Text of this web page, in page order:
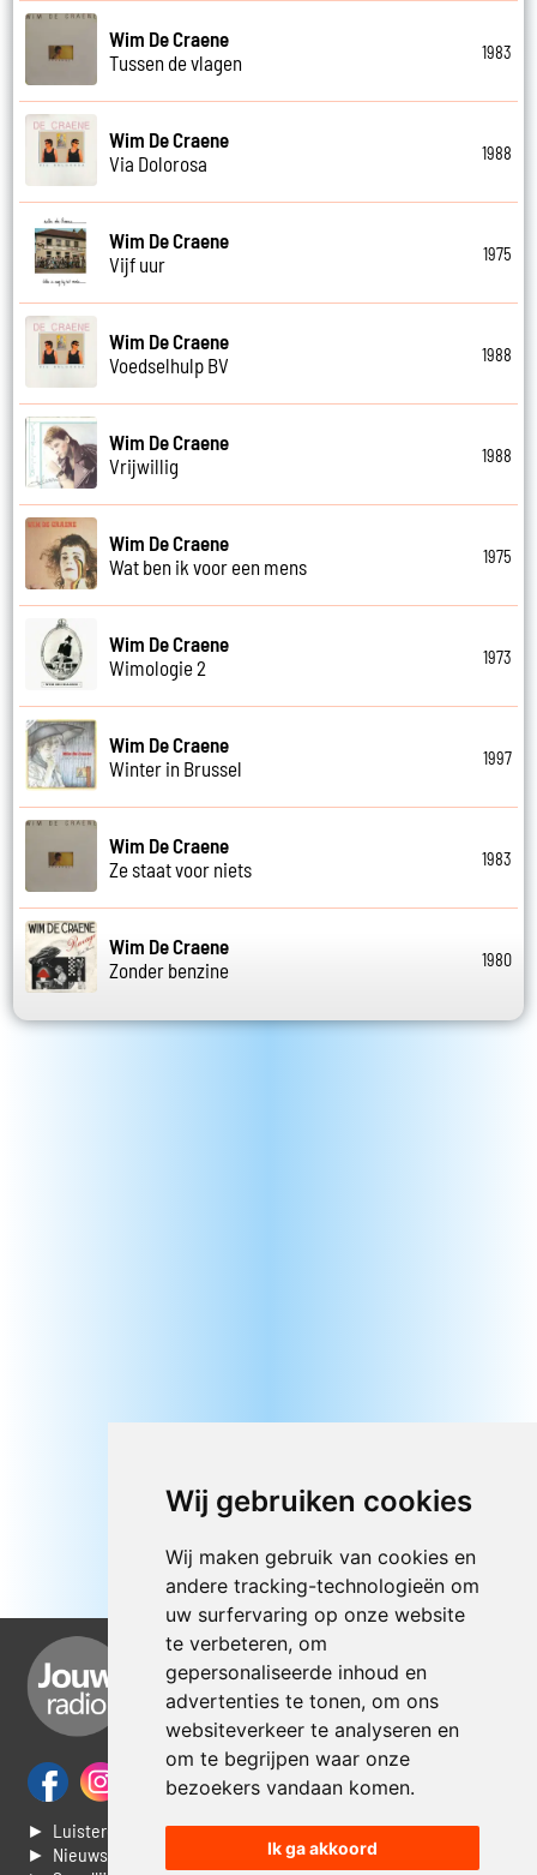
Wij gebruiken cookies
Wij maken gebruik van cookies en
andere tracking-technologieën om
uw surfervaring op onze website
te verbeteren, om
gepersonaliseerde inhoud en
advertenties te tonen, om ons
websiteverkeer te analyseren en
om te begrijpen waar onze
bezoekers vandaan komen.
Ik ga akkoord
Wim De Craene
Tussen de vlagen
1983
Wim De Craene
Via Dolorosa
1988
Wim De Craene
Vijf uur
1975
Wim De Craene
Voedselhulp BV
1988
Wim De Craene
Vrijwillig
1988
Wim De Craene
Wat ben ik voor een mens
1975
Wim De Craene
Wimologie 2
1973
Wim De Craene
Winter in Brussel
1997
Wim De Craene
Ze staat voor niets
1983
Wim De Craene
Zonder benzine
1980
► Luisteren naar Jouwradio
► Nieuws